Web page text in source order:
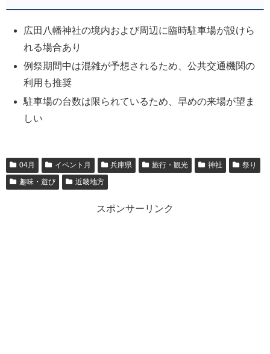
広田八幡神社の境内および周辺に臨時駐車場が設けら
れる場合あり
例祭期間中は混雑が予想されるため、公共交通機関の
利用も推奨
駐車場の台数は限られているため、早めの来場が望ま
しい
04月 イベント月 兵庫県 旅行・観光 神社
祭り
趣味・遊び
近畿地方
スポンサーリンク